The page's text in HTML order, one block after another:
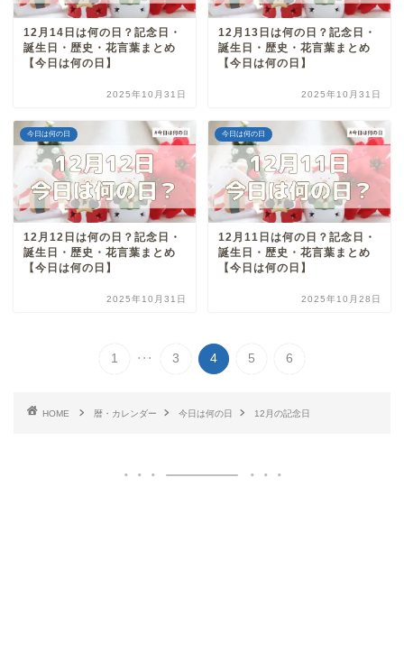
12月14日は何の日？記念日・
誕生日・歴史・花言葉まとめ
【今日は何の日】
2025年10月31日
12月13日は何の日？記念日・
誕生日・歴史・花言葉まとめ
【今日は何の日】
2025年10月31日
今日は何の日
12月12日は何の日？記念日・
誕生日・歴史・花言葉まとめ
【今日は何の日】
2025年10月31日
今日は何の日
12月11日は何の日？記念日・
誕生日・歴史・花言葉まとめ
【今日は何の日】
2025年10月28日
1 ... 3 4 5 6
HOME 暦・カレンダー 今日は何の日 12月の記念日